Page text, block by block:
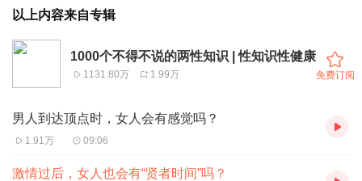
以上内容来自专辑
1000个不得不说的两性知识 | 性知识性健康
1131.80万 1.99万 免费订阅
男人到达顶点时，女人会有感觉吗？
1.91万 09:06
激情过后，女人也会有“贤者时间”吗？